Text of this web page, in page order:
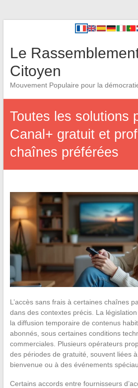
Le
Citoyen
Mouvement Populaire pour la
Toutes les solutions
Canal+ gratuit et
chaînes préférées
L’accès sans frais à certaines chaînes
dans des contextes précis. La
la diffusion temporaire de contenus
abonnés, sous certaines conditions
commerciales. Plusieurs opérateurs
des périodes de gratuité, souvent liées
bienvenue ou à des événements
Certains accords entre fournisseurs